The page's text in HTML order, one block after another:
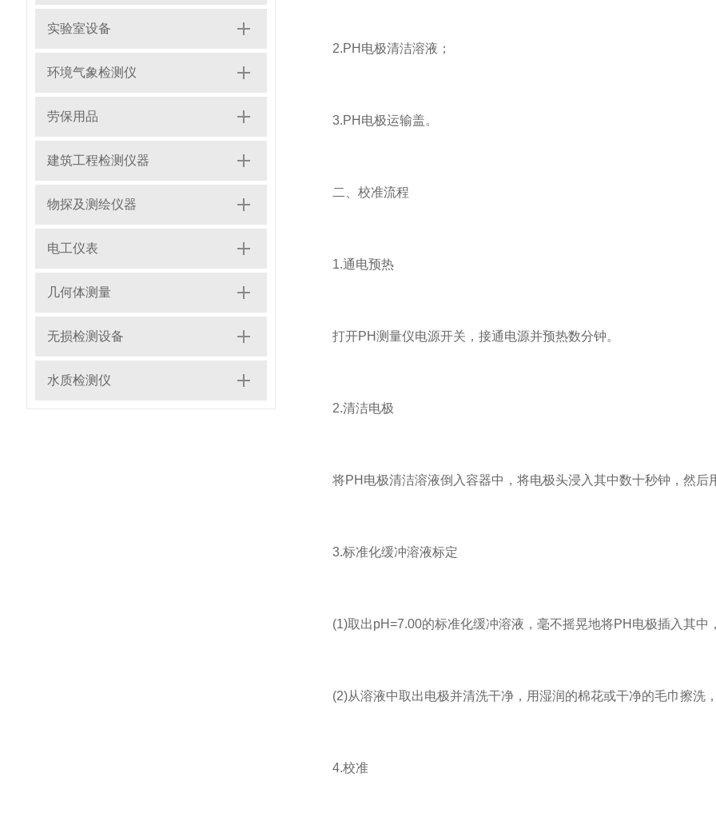
实验室设备
环境气象检测仪
劳保用品
建筑工程检测仪器
物探及测绘仪器
电工仪表
几何体测量
无损检测设备
水质检测仪
2.PH电极清洁溶液；
3.PH电极运输盖。
二、校准流程
1.通电预热
打开PH测量仪电源开关，接通电源并预热数分钟。
2.清洁电极
将PH电极清洁溶液倒入容器中，将电极头浸入其中数十秒钟，然后
3.标准化缓冲溶液标定
(1)取出pH=7.00的标准化缓冲溶液，毫不摇晃地将PH电极插入其中
(2)从溶液中取出电极并清洗干净，用湿润的棉花或干净的毛巾擦洗
4.校准